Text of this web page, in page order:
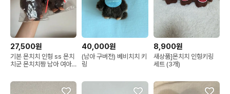
27,500원
기본 몬치치 인형 ss 몬치
치군 몬치치짱 남아 여아
40,000원
(남아 구버전) 베비치치 키
링
8,900원
새상품]몬치치 인형키링
세트 (3개)